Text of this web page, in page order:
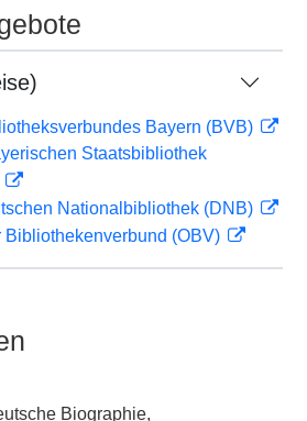
Bayern (BVB)
Staatsbibliothek
Nationalbibliothek (DNB)
Bibliothekenverbund (OBV)
Biographie,